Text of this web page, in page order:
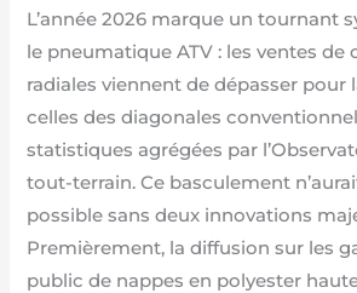
L’année 2026 marque un tournant
le pneumatique ATV : les ventes de
radiales viennent de dépasser pour
celles des diagonales
statistiques agrégées par
tout-terrain. Ce basculement
possible sans deux innovations
Premièrement, la diffusion sur les
public de nappes en polyester